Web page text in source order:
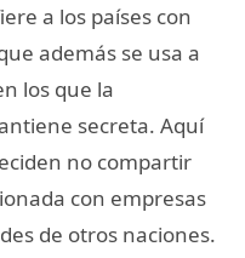
a los países con
además se usa a
los que la
secreta. Aquí
no compartir
con empresas
de otros naciones.